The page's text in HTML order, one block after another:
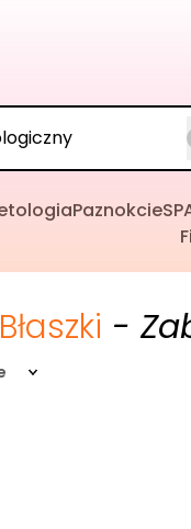
Paznokcie
Błaszki -